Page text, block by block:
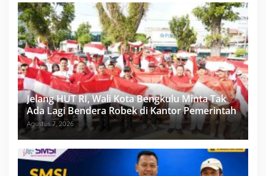
Jelang HUT RI, Wali Kota Bengkulu Minta Tak
Ada Lagi Bendera Robek di Kantor Pemerintah
Agustus 7, 2026